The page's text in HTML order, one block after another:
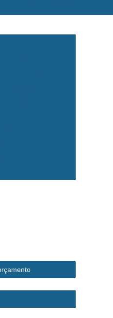
e Gatos
dos Campos
em Cachorro
em Gatos
para Cachorro